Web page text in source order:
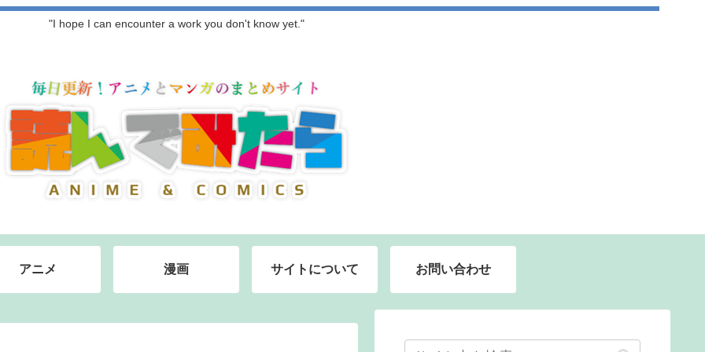
"I hope I can encounter a work you don't know yet."
アニメ 漫画 サイトについて お問い合わせ